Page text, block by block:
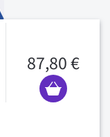
87,80 €